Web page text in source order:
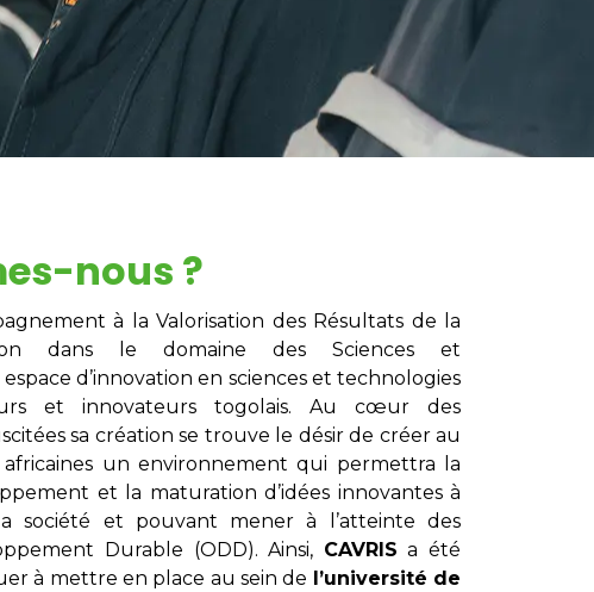
nous ?
à la Valorisation des Résultats de la
dans le domaine des Sciences et
d’innovation en sciences et technologies
et innovateurs togolais. Au cœur des
sa création se trouve le désir de créer au
africaines un environnement qui permettra la
et la maturation d’idées innovantes à
société et pouvant mener à l’atteinte des
Durable (ODD). Ainsi, CAVRIS a été
à mettre en place au sein de
l’université de